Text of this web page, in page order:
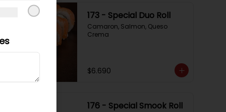
173 - Special Duo Roll
Camaron, Salmon, Queso
Crema
$6.690
176 - Special Smook Roll